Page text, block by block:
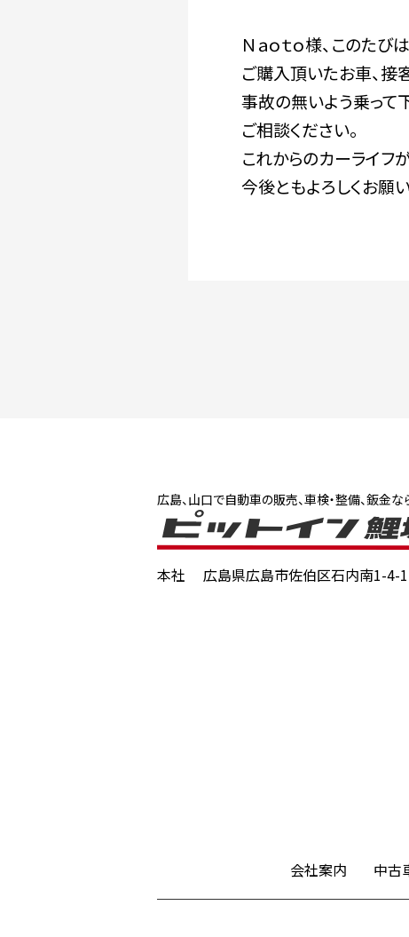
Ｎａｏｔｏ様、このた
ご購入頂いたお車、接
事故の無いよう乗って
ご相談ください。
これからのカーライフ
今後ともよろしくお願
広島、山口で自動車の販売、車検・整備、鈑金な
本社 広島県広島市佐伯区石内南1-4-1
会社案内 中古